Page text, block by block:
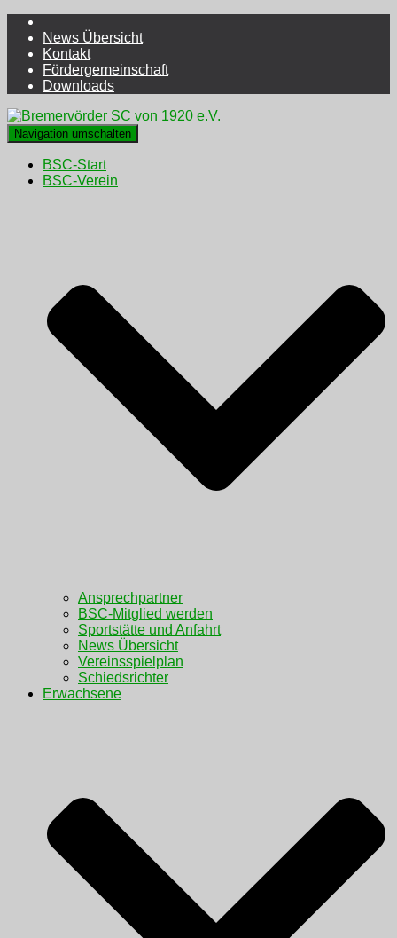
News Übersicht
Kontakt
Fördergemeinschaft
Downloads
Navigation umschalten
BSC-Start
BSC-Verein
Ansprechpartner
BSC-Mitglied werden
Sportstätte und Anfahrt
News Übersicht
Vereinsspielplan
Schiedsrichter
Erwachsene